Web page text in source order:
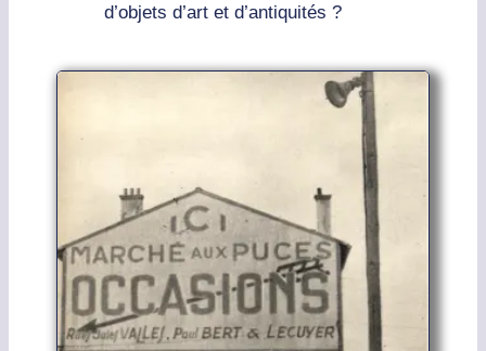
d’objets d’art et d’antiquités ?